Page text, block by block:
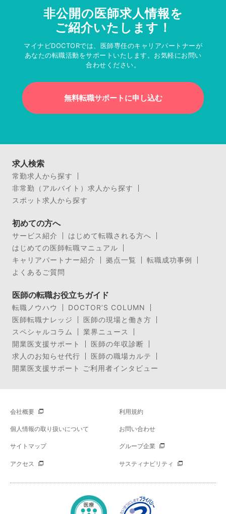
非公開の医師求人情報を
ご紹介いたします！
マイナビDOCTORでは、医師専任のキャリアパートナーが
あなたの転職活動をサポートいたします。お気軽にお問い
合わせください。
無料転職サポートに申し込む
求人検索
常勤求人から探す
非常勤（アルバイト）求人から探す
スポット求人から探す
初めての方へ
サービス紹介
はじめて転職される方へ
はじめての医師転職マニュアル
キャリアパートナー紹介
拠点一覧
転職成功事例
よくあるご質問
医師の転職お役立ちガイド
転職ノウハウ
DOCTOR’S COLUMN
医師転職ナレッジ
医師の現場と働き方
スペシャルコラム
業界ニュース
開業医支援サポート
医師の年収診断
求人のお知らせ代行
医師の職場カルテ
開業医支援サポート ご利用者インタビュー
会社概要 利用規約
個人情報の取り扱いについて お問い合わせ
サイトマップ グループ企業
アクセス サスティナビリティ